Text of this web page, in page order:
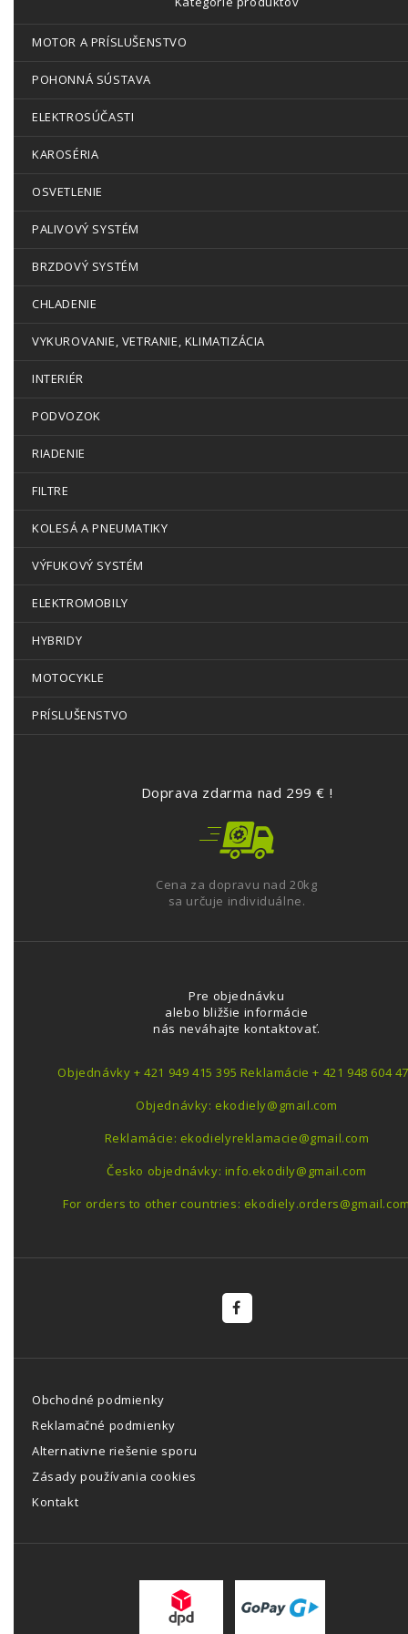
MOTOR A PRÍSLUŠENSTVO
POHONNÁ SÚSTAVA
ELEKTROSÚČASTI
KAROSÉRIA
OSVETLENIE
PALIVOVÝ SYSTÉM
BRZDOVÝ SYSTÉM
CHLADENIE
VYKUROVANIE, VETRANIE, KLIMATIZÁCIA
INTERIÉR
PODVOZOK
RIADENIE
FILTRE
KOLESÁ A PNEUMATIKY
VÝFUKOVÝ SYSTÉM
ELEKTROMOBILY
HYBRIDY
MOTOCYKLE
PRÍSLUŠENSTVO
Doprava zdarma nad 299 € !
Cena za dopravu nad 20kg
sa určuje individuálne.
Pre objednávku
alebo bližšie informácie
nás neváhajte kontaktovať.
Objednávky + 421 949 415 395 Reklamácie + 421 948 604
Objednávky: ekodiely@gmail.com
Reklamácie: ekodielyreklamacie@gmail.com
Česko objednávky: info.ekodily@gmail.com
For orders to other countries:
Obchodné podmienky
Reklamačné podmienky
Alternativne riešenie sporu
Zásady používania cookies
Kontakt